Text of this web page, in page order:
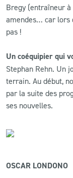
Bregy (entraîneur
amendes… car lors
pas !
Un coéquipier qui
Stephan Rehn. Un
terrain. Au début,
par la suite des
ses nouvelles.
OSCAR LONDONO